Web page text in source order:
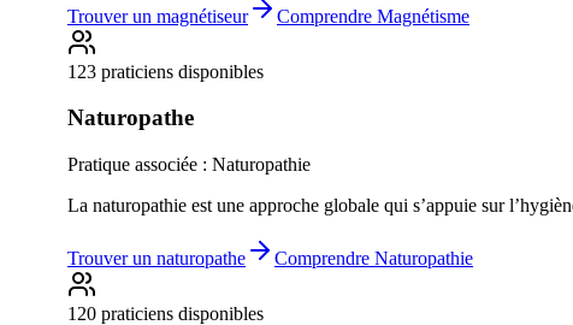
Trouver un magnétiseur Comprendre Magnétisme
123 praticiens disponibles
Naturopathe
Pratique associée : Naturopathie
La naturopathie est une approche globale qui s’appuie sur
Trouver un naturopathe Comprendre Naturopathie
120 praticiens disponibles